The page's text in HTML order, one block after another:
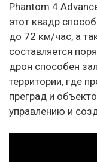
Phantom 4
этот квадр
до 72 км/час, а
составляется
дрон способен
территории, где
преград и
управлению и